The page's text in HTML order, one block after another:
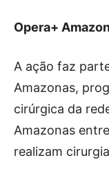
Opera+
A ação faz
Amazonas,
cirúrgica da
Amazonas
realizam